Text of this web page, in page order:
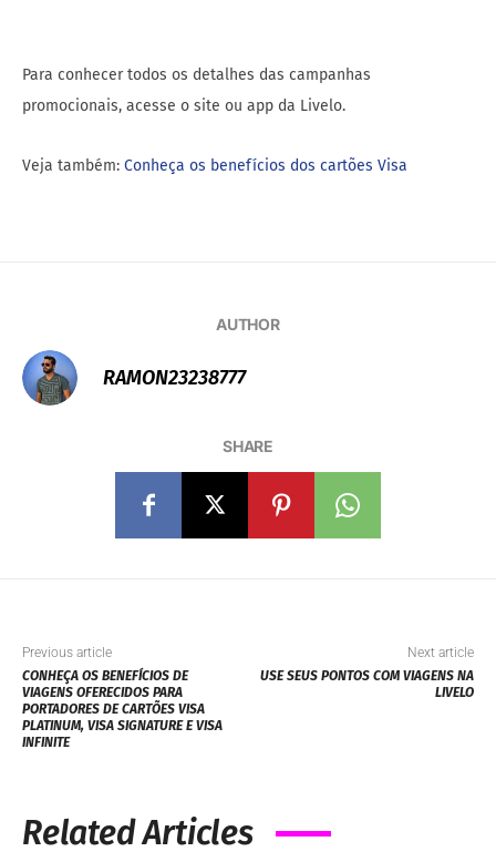
Para conhecer todos os detalhes das campanhas
promocionais, acesse o site ou app da Livelo.
Veja também: Conheça os benefícios dos cartões Visa
AUTHOR
RAMON23238777
SHARE
Previous article
CONHEÇA OS BENEFÍCIOS DE
VIAGENS OFERECIDOS PARA
PORTADORES DE CARTÕES VISA
PLATINUM, VISA SIGNATURE E VISA
INFINITE
Next article
USE SEUS PONTOS COM VIAGENS NA
LIVELO
Related Articles